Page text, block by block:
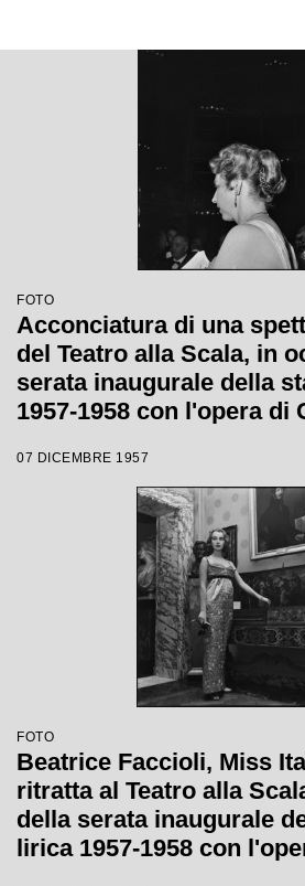
FOTO
Acconciatura di una
del Teatro alla Scala, in
serata inaugurale della
1957-1958 con l'opera di
Gianandrea Gavazzeni e
Margherita Wallmann
07 DICEMBRE 1957
FOTO
Beatrice Faccioli, Miss
ritratta al Teatro alla
della serata inaugurale
lirica 1957-1958 con